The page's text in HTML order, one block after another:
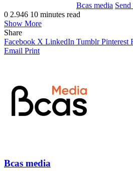
Bcas media Send
0 2.946 10 minutes read
Show More
Share
Facebook X LinkedIn Tumblr Pinterest
Email Print
Bcas media